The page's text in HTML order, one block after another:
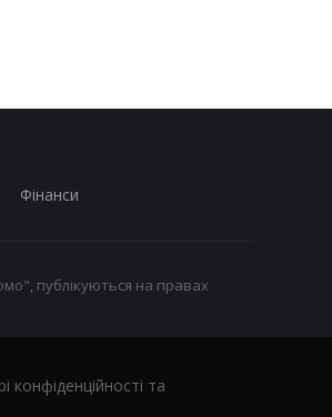
Фінанси
публікуються на правах
конфіденційності та